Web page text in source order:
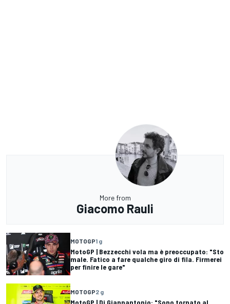
More from
Giacomo Rauli
MOTOGP1 g
MotoGP | Bezzecchi vola ma è preoccupato: "Sto
male. Fatico a fare qualche giro di fila. Firmerei
per finire le gare"
MOTOGP2 g